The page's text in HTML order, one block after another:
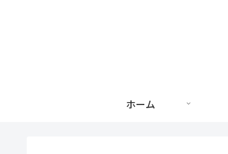
ホーム